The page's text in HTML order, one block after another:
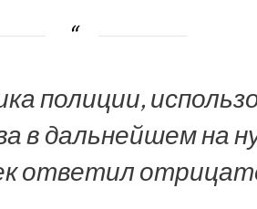
полиции,
в дальнейшем на
ответил